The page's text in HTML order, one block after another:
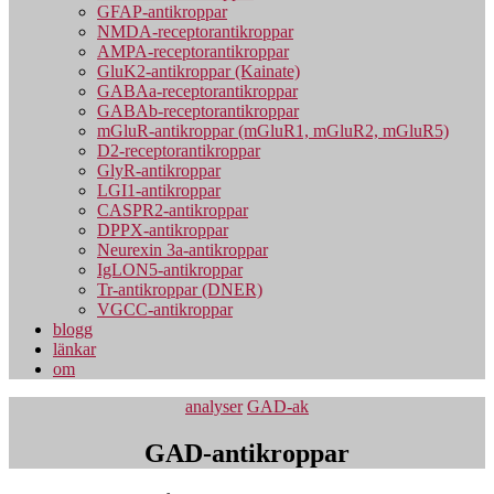
GFAP-antikroppar
NMDA-receptorantikroppar
AMPA-receptorantikroppar
GluK2-antikroppar (Kainate)
GABAa-receptorantikroppar
GABAb-receptorantikroppar
mGluR-antikroppar (mGluR1, mGluR2, mGluR5)
D2-receptorantikroppar
GlyR-antikroppar
LGI1-antikroppar
CASPR2-antikroppar
DPPX-antikroppar
Neurexin 3a-antikroppar
IgLON5-antikroppar
Tr-antikroppar (DNER)
VGCC-antikroppar
blogg
länkar
om
Kategorier
analyser GAD-ak
GAD-antikroppar